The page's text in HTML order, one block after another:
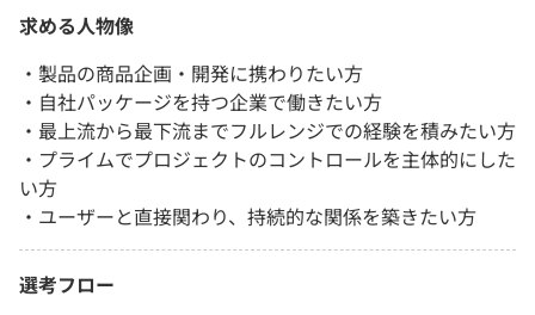
求める人物像
・製品の商品企画・開発に携わりたい方
・自社パッケージを持つ企業で働きたい方
・最上流から最下流までフルレンジでの経験を積みたい方
・プライムでプロジェクトのコントロールを主体的にした
い方
・ユーザーと直接関わり、持続的な関係を築きたい方
選考フロー